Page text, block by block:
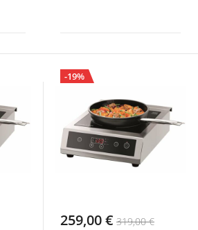
-19%
259,00 € 319,00 €